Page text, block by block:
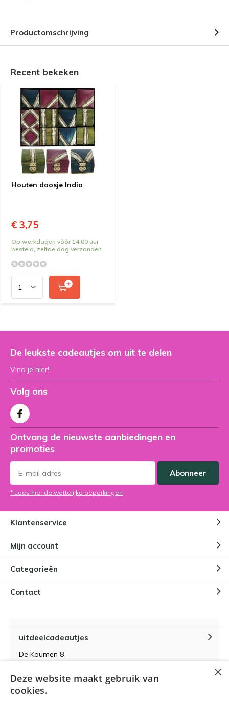
Productomschrijving
Recent bekeken
Houten doosje India
€ 3,75
Op werkdagen vóór 14.00 uur
besteld, zelfde dag verzonden
De leukste cadeautjes om uit te delen
Vind je hier!
Volg ons
Ontvang de nieuwste aanbiedingen en
promoties
Abonneer
* Lees hier de wettelijke beperkingen
Klantenservice
Mijn account
Categorieën
Contact
uitdeelcadeautjes
De Koumen 8
KvK-nummer 14087571
BTW-nummer NL 815399145 B01
×
Deze website maakt gebruik van
cookies.